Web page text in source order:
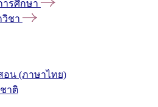
ารศึกษา
ชา
อน (ภาษาไทย)
าติ